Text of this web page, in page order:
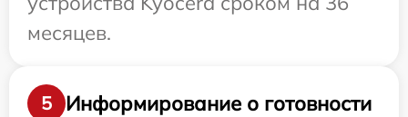
месяцев.
5
Информирование о готовности